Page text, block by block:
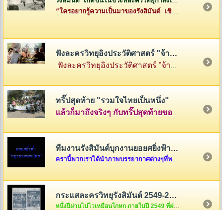
“ใครอยากรู้ความเป็นมาของรังสิมันต์ เชิญทางนี้ค่ะ”
ฟังละครวิทยุอิงประวัติศาสตร์ "จ้าวสามแผ่นดิน"
ฟังละครวิทยุอิงประวัติศาสตร์ "จ้าวสามแผ่นดิน" เรื่องราวของสามกษัตริย์ผู้ยิ่งใหญ่แห่งสามแคว้น พ่อขุนรามคำแหง แห่งสุโขทัย พญามังราย แห่งหิรัญนครเงินยาง และพญางำเมือง แห่งภูกามยาว
ทริ๊ปสุดท้าย "รวมใจไทยเป็นหนึ่ง"
แล้วก็มาถึงจริงๆ กับทริ๊ปสุดท้ายของรายการ "รวมใจไทยเป็นหนึ่ง" ที่เต็มไปด้วยความสนุกสนานและความตรึงใจ คลุกเคล้าด้วยกับเสียงหัวเราะและร้องไห้ นำภาพมาฝากกันพอเลาๆ ในบ้านรังสิมันต์แห่งนี้ครับ แต่ถ้าอยากดูต่อ ก็คลิ๊กดูใต้ภาพในบทความได้เลยครับ
ทีมงานรังสิมันต์บุกงานยอยศยิ่งฟ้า อยุธยามรดกโลก
กระแสละครวิทยุรังสิมันต์ 2549-2550
หนึ่งปีผ่านไปไวเหมือนโกหก ภายในปี 2549 ที่ผ่านมากระแสละครวิทยุของพวกเราชาวรังสิมันต์จะเป็นอย่างไรกันบ้างนะ สงสัยแล้วใช่มั้ยล่ะคะ ถ้างั้นต้องรีบคริ๊กเข้าไปดูแล้วล่ะค่ะ ไม่งั้น out นะขอบอก...